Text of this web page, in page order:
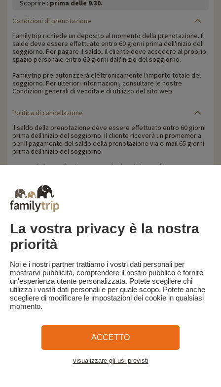
Scoprire : prima delle 9.30.
Condizioni di prenotazione
Familytrip richiede un deposito al momento della prenotazione. Il
saldo deve essere effettuato entro 60 giorni prima dell'inizio del
soggiorno. Per pagare il saldo, il cliente deve accedere al proprio
spazio personale entro 60 giorni dall'inizio del soggiorno.
Familytrip pre-autorizzerà elettronicamente l'importo totale del
soggiorno. Per ulteriori informazioni, consultare le nostre
Condizioni generali di vendita e di utilizzo del sito web.
Politica di cancellazione
Il saldo della prenotazione deve essere effettuato entro 60 giorni
prima dell'inizio del soggiorno. Il cliente riceverà un promemoria
per il pagamento del saldo della prenotazione via e-mail 65 giorni
prima dell'inizio del soggiorno.
Le penali di cancellazione sono calcolate in base alla seguente
- Cancellazione a partire da 60 giorni prima dell'inizio del
soggiorno: trattenuta della caparra.
- Cancellazione a meno di 60 giorni dall'inizio della vacanza: viene
trattenuto il 100% del prezzo della vacanza.
Familytrip consiglia di stipulare un'assicurazione di annullamento
con il suo partner AREAS Assurances. La sottoscrizione avviene al
momento della prenotazione o entro 48 ore dalla prenotazione
stessa per telefono.
Per i clienti che ricevono l'aiuto VACAF, in caso di cancellazione,
VACAF ritirerà l'aiuto e le penali di cancellazione di cui sopra
saranno applicate all'intero importo della vacanza.
Termini e condizioni generali e informativa sulla privacy
Cosa dice di noi la stampa
Mappa del sito
La vostra privacy è la nostra
priorità
Noi e i nostri partner trattiamo i vostri dati personali per
mostrarvi pubblicità, comprendere il nostro pubblico e fornire
un'esperienza utente personalizzata. Potete scegliere chi
utilizza i vostri dati personali e per quale scopo. Potete anche
scegliere di modificare le impostazioni dei cookie in qualsiasi
momento.
ACCETTO
visualizzare gli usi previsti